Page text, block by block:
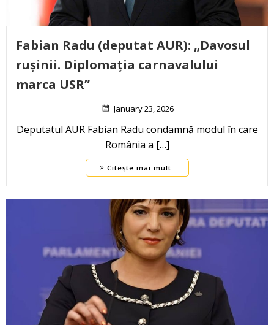
Fabian Radu (deputat AUR): „Davosul
rușinii. Diplomația carnavalului
marca USR”
January 23, 2026
Deputatul AUR Fabian Radu condamnă modul în care
România a […]
Citește mai mult..